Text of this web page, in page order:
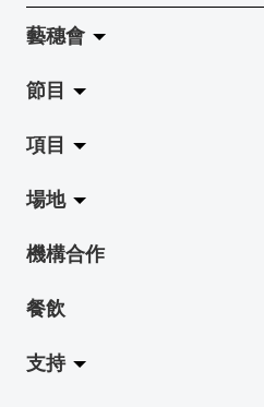
藝穗會
關於藝穗會
藝穗會的演化
使命與宗旨
藝穗會架構
檔案庫
藝穗網誌
節目
拉闊
展覽
演出
活動
工作坊
項目
Jazz-Go-Central, Jazz-Go-Fringe
LPL
2015-16 藝術場地資助計劃
2015 照亮香港在新加坡
場地
陳麗玲畫廊
奶庫
地下劇場
機構合作
餐飲
支持